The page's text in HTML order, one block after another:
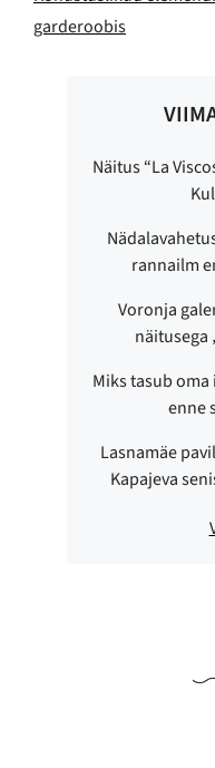
garderoobis
Näitus “La
rannailm
Voronja
näitusega
Miks tasub
enne
Lasnamäe
Kapajeva